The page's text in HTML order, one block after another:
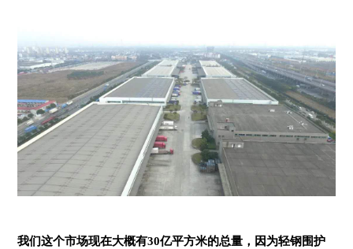
我们这个市场现在大概有30亿平方米的总量，因为轻钢围护